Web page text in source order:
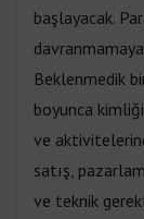
başlayacak.
Beklenmedik
boyunca
ve
satış,
ve teknik